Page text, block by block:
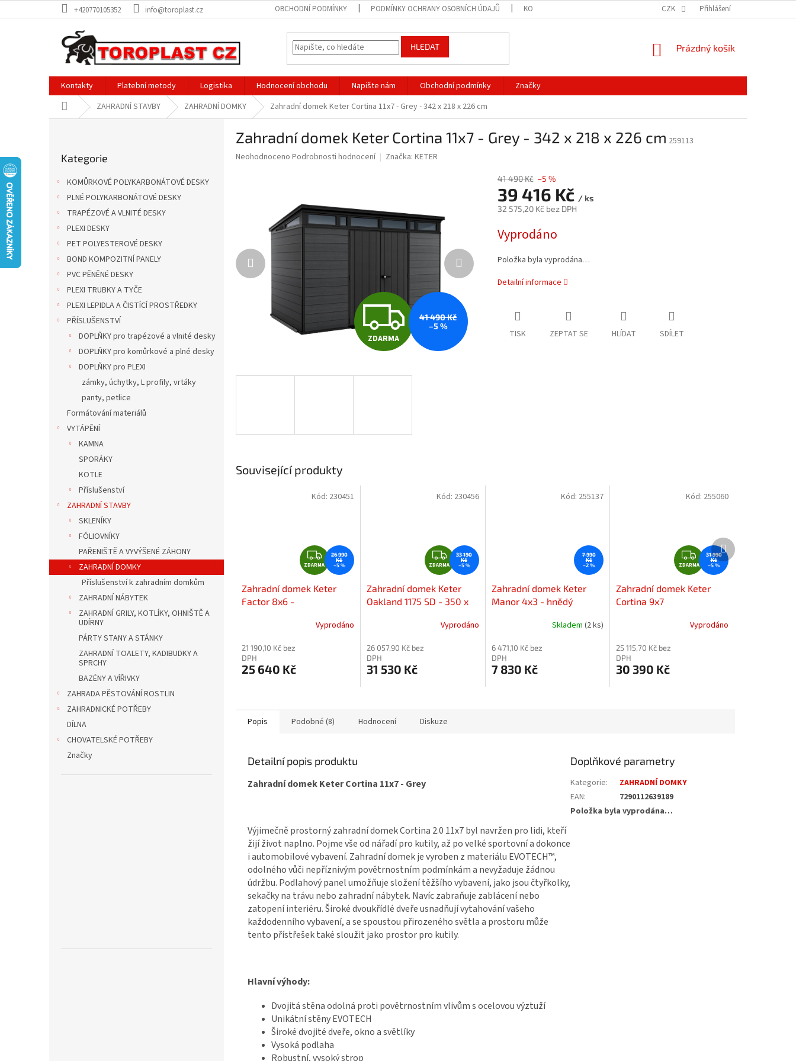
na
+420770105352 info@toroplast.cz OBCHODNÍ PODMÍNKY PODMÍNKY OCHRANY OSOBNÍCH ÚDAJŮ KONTAKTY NOVINKY
CZK Přihlášení
HLEDAT
NÁKUPNÍ
Prázdný košík
Kontakty Platební metody Logistika Hodnocení obchodu Napište nám Obchodní podmínky
Značky
Domů ZAHRADNÍ STAVBY ZAHRADNÍ DOMKY Zahradní domek Keter Cortina 11x7 - Grey - 342 x 218 x 226 cm
kategorie
Kategorie
KOMŮRKOVÉ POLYKARBONÁTOVÉ DESKY
PLNÉ POLYKARBONÁTOVÉ DESKY
TRAPÉZOVÉ A VLNITÉ DESKY
PLEXI DESKY
PET POLYESTEROVÉ DESKY
BOND KOMPOZITNÍ PANELY
PVC PĚNĚNÉ DESKY
PLEXI TRUBKY A TYČE
PLEXI LEPIDLA A ČISTÍCÍ PROSTŘEDKY
PŘÍSLUŠENSTVÍ
DOPLŇKY pro trapézové a vlnité desky
DOPLŇKY pro komůrkové a plné desky
DOPLŇKY pro PLEXI
zámky, úchytky, L profily, vrtáky
panty, petlice
Formátování materiálů
VYTÁPĚNÍ
KAMNA
SPORÁKY
KOTLE
Příslušenství
ZAHRADNÍ STAVBY
SKLENÍKY
FÓLIOVNÍKY
PAŘENIŠTĚ A VYVÝŠENÉ ZÁHONY
ZAHRADNÍ DOMKY
Příslušenství k zahradním domkům
ZAHRADNÍ NÁBYTEK
ZAHRADNÍ GRILY, KOTLÍKY, OHNIŠTĚ A
UDÍRNY
PÁRTY STANY A STÁNKY
ZAHRADNÍ TOALETY, KADIBUDKY A
SPRCHY
BAZÉNY A VÍŘIVKY
ZAHRADA PĚSTOVÁNÍ ROSTLIN
ZAHRADNICKÉ POTŘEBY
DÍLNA
CHOVATELSKÉ POTŘEBY
Značky
Zahradní domek Keter Cortina 11x7 - Grey - 342 x 218 x 226 cm 259113
Průměrné
hvězdiček.
Neohodnoceno Podrobnosti hodnocení Značka: KETER
Z
D
R
ZDARMA
41 490 Kč
–5 %
41 490 Kč –5 %
39 416 Kč / ks
32 575,20 Kč bez DPH
cena:
Vyprodáno
Položka byla vyprodána…
Detailní informace
TISK ZEPTAT SE HLÍDAT SDÍLET
Související produkty
Z
D
A
R
A
ZDARMA
26 990
Kč
–5 %
Zahradní domek Keter
Factor 8x6 -
Vyprodáno
21 190,10 Kč bez
DPH
25 640 Kč
Kód: 230451
Z
D
A
R
A
ZDARMA
33 190
Kč
–5 %
Zahradní domek Keter
Oakland 1175 SD - 350 x
Vyprodáno
26 057,90 Kč bez
DPH
31 530 Kč
Kód: 230456
7 990
Kč
–2 %
Zahradní domek Keter
Manor 4x3 - hnědý
Skladem(2 ks)
6 471,10 Kč bez
DPH
7 830 Kč
Kód: 255137
Z
D
A
R
A
ZDARMA
31 990
Kč
–5 %
Zahradní domek Keter
Cortina 9x7
Vyprodáno
25 115,70 Kč bez
DPH
30 390 Kč
Kód: 255060
Další
produkt
Popis Podobné (8) Hodnocení Diskuze
Detailní popis produktu
Zahradní domek Keter Cortina 11x7 - Grey
Výjimečně prostorný zahradní domek Cortina 2.0 11x7 byl navržen pro lidi, kteří
žijí život naplno. Pojme vše od nářadí pro kutily, až po velké sportovní a dokonce
i automobilové vybavení. Zahradní domek je vyroben z materiálu EVOTECH™,
odolného vůči nepříznivým povětrnostním podmínkám a nevyžaduje žádnou
údržbu. Podlahový panel umožňuje složení těžšího vybavení, jako jsou čtyřkolky,
sekačky na trávu nebo zahradní nábytek. Navíc zabraňuje zablácení nebo
zatopení interiéru. Široké dvoukřídlé dveře usnadňují vytahování vašeho
každodenního vybavení, a se spoustou přirozeného světla a prostoru může
tento přístřešek také sloužit jako prostor pro kutily.
Hlavní výhody:
Dvojitá stěna odolná proti povětrnostním vlivům s ocelovou výztuží
Unikátní stěny EVOTECH
Široké dvojité dveře, okno a světlíky
Vysoká podlaha
Robustní, vysoký strop
Doplňkové parametry
Kategorie:
ZAHRADNÍ DOMKY
EAN:
7290112639189
Položka byla vyprodána…